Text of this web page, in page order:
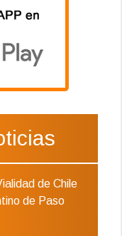
de Chile
de Paso